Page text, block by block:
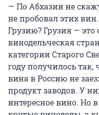
Схожие
подбирать
ароматом и
Десерты — к
чтобы вино
Вино — к
— По Абхазии не
не пробовал этих
Грузию? Грузия — это
винодельческая
категории Старого
году получилось так,
вина в Россию не
продукт заводов. У
интересное вино. Но